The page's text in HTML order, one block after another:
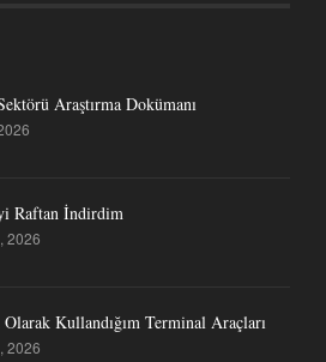
Araştırma Dokümanı
Raftan İndirdim
2026
Olarak Kullandığım Terminal Araçları
2026